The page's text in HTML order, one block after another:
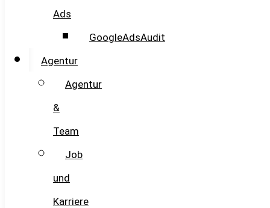
Ads
GoogleAdsAudit
Agentur
Agentur
&
Team
Job
und
Karriere